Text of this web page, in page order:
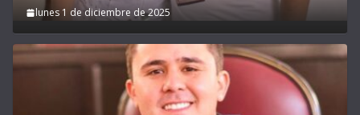
lunes 1 de diciembre de 2025